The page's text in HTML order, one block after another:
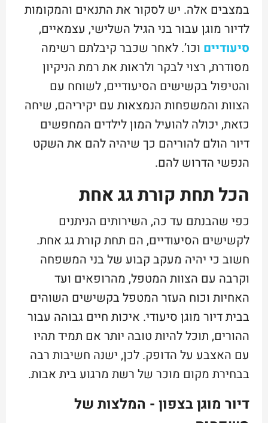
במצבים אלה. יש לסקור את התנאים והמקומות
לדיור מוגן עבור בני הגיל השלישי, עצמאיים,
סיעודיים וכו’. לאחר שכבר קיבלתם רשימה
מסודרת, רצוי לבקר ולראות את רמת הניקיון
והטיפול בקשישים הסיעודיים, לשוחח עם
הצוות והמשפחות הנמצאות עם יקיריהם, שיחה
כזאת, יכולה להועיל המון לילדים המחפשים
דיור הולם להוריהם כך שיהיה להם את השקט
הנפשי הדרוש להם.
הכל תחת קורת גג אחת
כפי שהבנתם עד כה, השירותים הניתנים
לקשישים הסיעודיים, הם תחת קורת גג אחת.
חשוב כי יהיה מעקב קבוע של בני המשפחה
וקרבה עם הצוות המטפל, מהרופאים ועד
האחיות וכוח העזר המטפל בקשישים השוהים
בבית דיור מוגן סיעודי. איכות חיים גבוהה עבור
ההורים, תוכל להיות טובה יותר אם תמיד תהיו
עם האצבע על הדופק. לכן, ישנה חשיבות רבה
בבחירת מקום מוכר של רשת מרגוע בית אבות.
דיור מוגן בצפון - המלצות של